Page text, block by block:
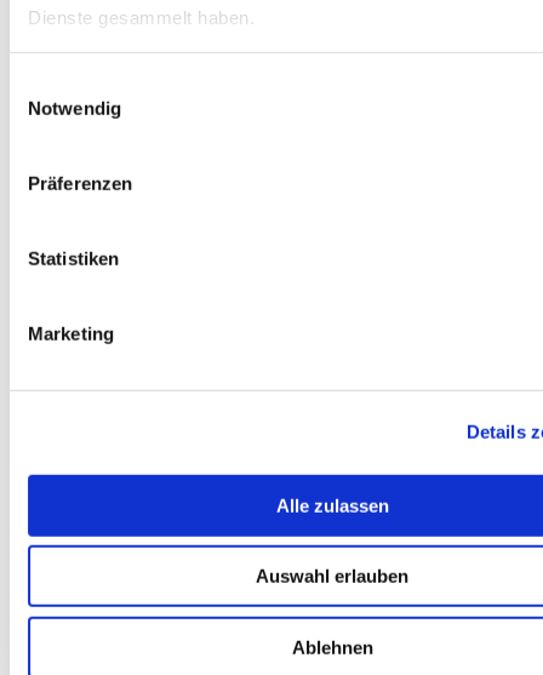
Dienste gesammelt haben.
Notwendig
Präferenzen
Statistiken
Marketing
Details
Alle zulassen
Auswahl erlauben
Ablehnen
Zeige12 Produkte
Zeige24 Produkte